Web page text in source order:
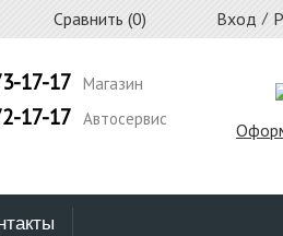
Сравнить (0) Вход /
17-17 Магазин
17-17 Автосервис